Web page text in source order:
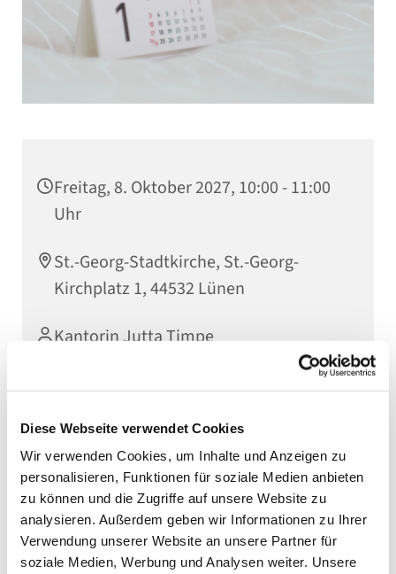
Diese Webseite verwendet Cookies
Wir verwenden Cookies, um Inhalte und Anzeigen zu
personalisieren, Funktionen für soziale Medien anbieten
zu können und die Zugriffe auf unsere Website zu
analysieren. Außerdem geben wir Informationen zu Ihrer
Verwendung unserer Website an unsere Partner für
soziale Medien, Werbung und Analysen weiter. Unsere
Freitag, 8. Oktober 2027, 10:00 - 11:00
Uhr
St.-Georg-Stadtkirche, St.-Georg-
Kirchplatz 1, 44532 Lünen
Kantorin Jutta Timpe